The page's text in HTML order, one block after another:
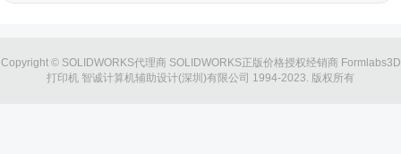
Copyright © SOLIDWORKS代理商 SOLIDWORKS正版价格授权经销商 Formlabs3D
打印机 智诚计算机辅助设计(深圳)有限公司 1994-2023. 版权所有